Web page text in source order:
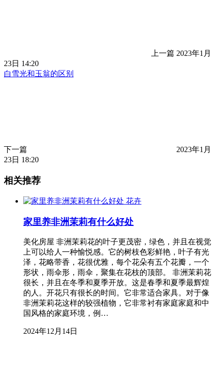
上一篇 2023年1月
23日 14:20
白雪光和玉翁的区别
下一篇
2023年1月
23日 18:20
相关推荐
花卉
家里养非洲茉莉有什么好处
美化房屋 非洲茉莉花的叶子更茂密，绿色，并且在视觉
上可以给人一种愉悦感。它的树枝色彩鲜艳，叶子有光
泽，花略带香，花很优雅，每个花朵有五个花瓣，一个
形状，雨伞形，雨伞，聚集在花枝的顶部。 非洲茉莉花
很长，并且在冬季和夏季开放。这是春季和夏季最辉煌
的人。开花只有很长的时间。它非常适合家具。对于像
非洲茉莉花这样的较强植物，它非常衬有家庭家庭和中
国风格的家庭环境，例…
2024年12月14日